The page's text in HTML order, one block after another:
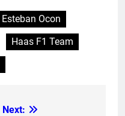
Esteban Ocon
Haas F1 Team
Next: